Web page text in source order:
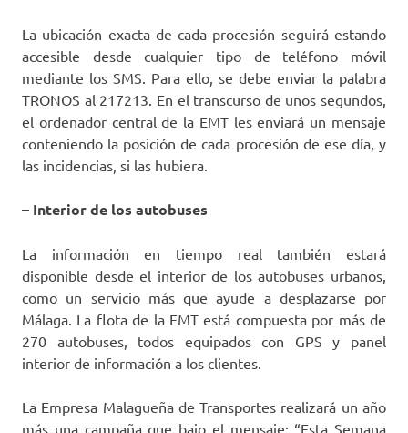
La ubicación exacta de cada procesión seguirá estando
accesible desde cualquier tipo de teléfono móvil
mediante los SMS. Para ello, se debe enviar la palabra
TRONOS al 217213. En el transcurso de unos segundos,
el ordenador central de la EMT les enviará un mensaje
conteniendo la posición de cada procesión de ese día, y
las incidencias, si las hubiera.
– Interior de los autobuses
La información en tiempo real también estará
disponible desde el interior de los autobuses urbanos,
como un servicio más que ayude a desplazarse por
Málaga. La flota de la EMT está compuesta por más de
270 autobuses, todos equipados con GPS y panel
interior de información a los clientes.
La Empresa Malagueña de Transportes realizará un año
más una campaña que bajo el mensaje: “Esta Semana